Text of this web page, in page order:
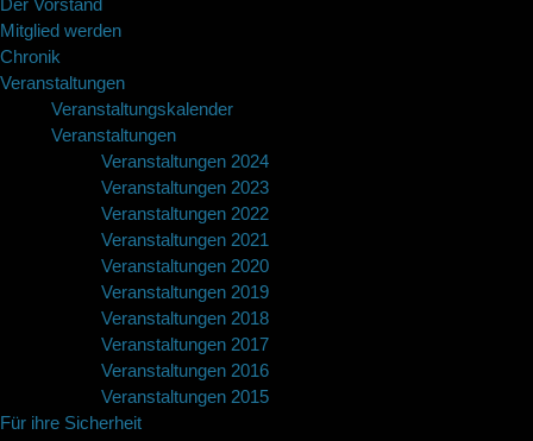
Der Vorstand
Mitglied werden
Chronik
Veranstaltungen
Veranstaltungskalender
Veranstaltungen
Veranstaltungen 2024
Veranstaltungen 2023
Veranstaltungen 2022
Veranstaltungen 2021
Veranstaltungen 2020
Veranstaltungen 2019
Veranstaltungen 2018
Veranstaltungen 2017
Veranstaltungen 2016
Veranstaltungen 2015
Für ihre Sicherheit